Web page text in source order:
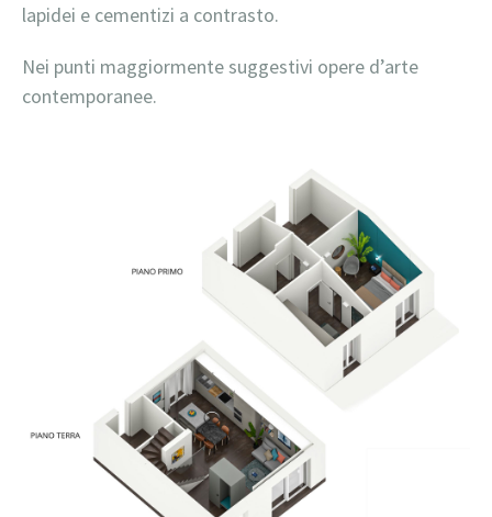
lapidei e cementizi a contrasto.
Nei punti maggiormente suggestivi opere d’arte
contemporanee.